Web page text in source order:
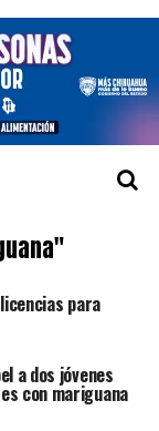
para
a dos jóvenes
con mariguana